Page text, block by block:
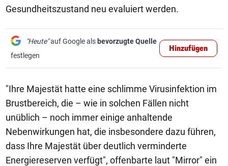
Gesundheitszustand neu evaluiert werden.
"Heute"auf Google als bevorzugte Quelle
festlegen
Hinzufügen
"Ihre Majestät hatte eine schlimme Virusinfektion im
Brustbereich, die – wie in solchen Fällen nicht
unüblich – noch immer einige anhaltende
Nebenwirkungen hat, die insbesondere dazu führen,
dass Ihre Majestät über deutlich verminderte
Energiereserven verfügt", offenbarte laut "Mirror" ein